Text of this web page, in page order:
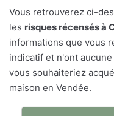
Vous retrouverez ci-
les risques récensés à
informations que vous
indicatif et n'ont
vous souhaiteriez
maison en Vendée.